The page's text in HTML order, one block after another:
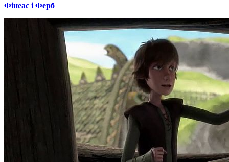
Фінеас і Ферб